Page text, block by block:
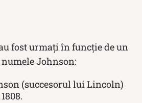
fost urmați în funcție de un
Johnson:
(succesorul lui Lincoln)